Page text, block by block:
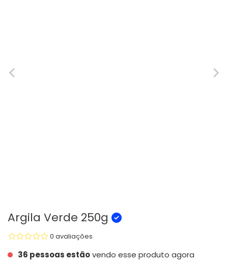
Argila Verde 250g
0 avaliações
36 pessoas estãovendo esse produto agora